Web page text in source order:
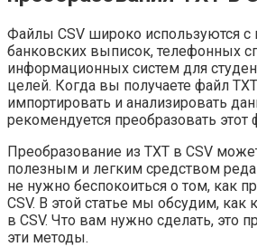
Файлы CSV широко используются с
банковских выписок, телефонных
информационных систем для
целей. Когда вы получаете файл
импортировать и анализировать
рекомендуется преобразовать этот
Преобразование из TXT в CSV
полезным и легким средством
не нужно беспокоиться о том, как
CSV. В этой статье мы обсудим, как
в CSV. Что вам нужно сделать, это
эти методы.